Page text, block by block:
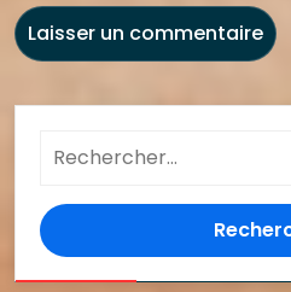
Rechercher :